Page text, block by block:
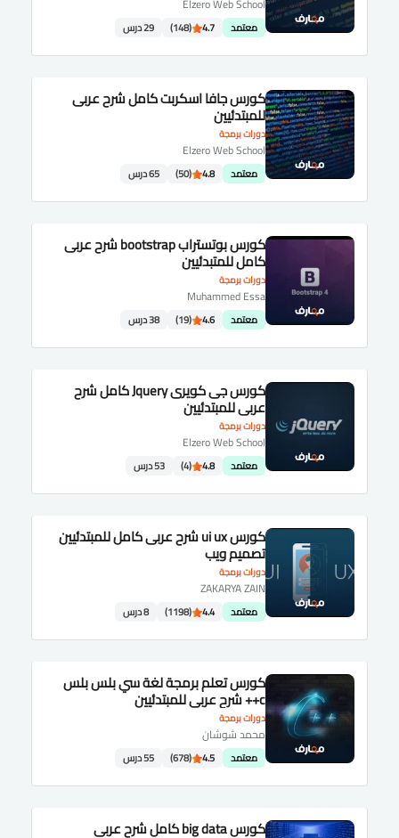
معتمد 4.7
(148) 29 درس
دورات برمجة
كورس جافا اسكربت كامل شرح عربى
للمبتدئيين
Elzero Web School
معتمد 4.8
(50) 65 درس
دورات برمجة
كورس بوتستراب bootstrap شرح عربى
كامل للمتبدئيين
Muhammed Essa
معتمد 4.6
(19) 38 درس
دورات برمجة
كورس جى كويرى Jquery كامل شرح
عربى للمبتدئيين
Elzero Web School
معتمد 4.8
(4) 53 درس
دورات برمجة
كورس ui ux شرح عربى كامل للمبتدئيين
تصميم ويب
ZAKARYA ZAIN
معتمد 4.4
(1198) 8 درس
دورات برمجة
كورس تعلم برمجة لغة سي بلس بلس
c++ شرح عربى للمبتدئيين
محمد شوشان
معتمد 4.5
(678) 55 درس
كورس big data كامل شرح عربى